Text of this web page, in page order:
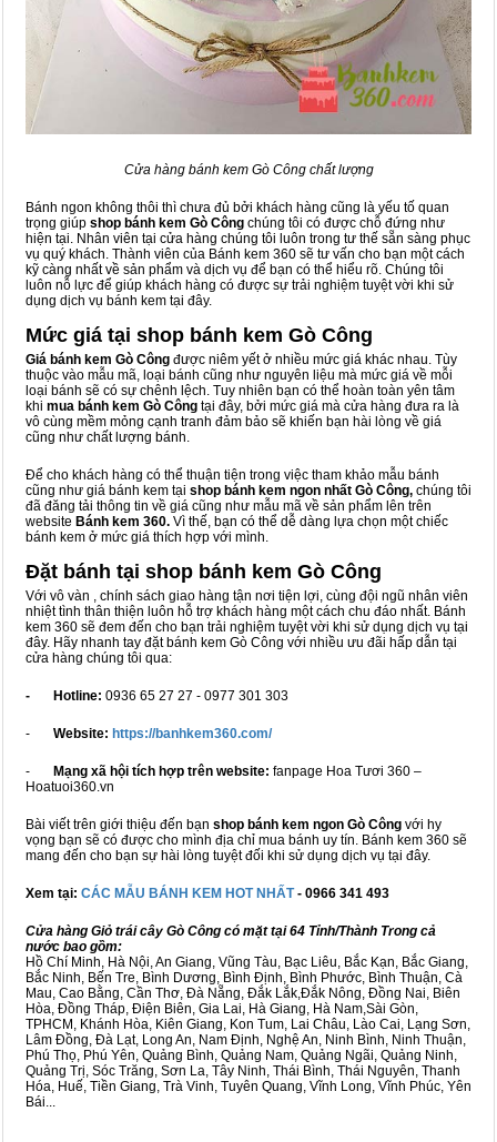
Cửa hàng bánh kem Gò Công chất lượng
Bánh ngon không thôi thì chưa đủ bởi khách hàng cũng là yếu tố quan
trọng giúp shop bánh kem Gò Công chúng tôi có được chỗ đứng như
hiện tại. Nhân viên tại cửa hàng chúng tôi luôn trong tư thế sẵn sàng phục
vụ quý khách. Thành viên của Bánh kem 360 sẽ tư vấn cho bạn một cách
kỹ càng nhất về sản phẩm và dịch vụ để bạn có thể hiểu rõ. Chúng tôi
luôn nỗ lực để giúp khách hàng có được sự trải nghiệm tuyệt vời khi sử
dụng dịch vụ bánh kem tại đây.
Mức giá tại shop bánh kem Gò Công
Giá bánh kem Gò Công được niêm yết ở nhiều mức giá khác nhau. Tùy
thuộc vào mẫu mã, loại bánh cũng như nguyên liệu mà mức giá về mỗi
loại bánh sẽ có sự chênh lệch. Tuy nhiên bạn có thể hoàn toàn yên tâm
khi mua bánh kem Gò Công tại đây, bởi mức giá mà cửa hàng đưa ra là
vô cùng mềm mỏng cạnh tranh đảm bảo sẽ khiến bạn hài lòng về giá
cũng như chất lượng bánh.
Để cho khách hàng có thể thuận tiện trong việc tham khảo mẫu bánh
cũng như giá bánh kem tại shop bánh kem ngon nhất Gò Công, chúng tôi
đã đăng tải thông tin về giá cũng như mẫu mã về sản phẩm lên trên
website Bánh kem 360. Vì thế, bạn có thể dễ dàng lựa chọn một chiếc
bánh kem ở mức giá thích hợp với mình.
Đặt bánh tại shop bánh kem Gò Công
Với vô vàn , chính sách giao hàng tận nơi tiện lợi, cùng đội ngũ nhân viên
nhiệt tình thân thiện luôn hỗ trợ khách hàng một cách chu đáo nhất. Bánh
kem 360 sẽ đem đến cho bạn trải nghiệm tuyệt vời khi sử dụng dịch vụ tại
đây. Hãy nhanh tay đặt bánh kem Gò Công với nhiều ưu đãi hấp dẫn tại
cửa hàng chúng tôi qua:
- Hotline: 0936 65 27 27 - 0977 301 303
- Website: https://banhkem360.com/
- Mạng xã hội tích hợp trên website: fanpage Hoa Tươi 360 –
Hoatuoi360.vn
Bài viết trên giới thiệu đến bạn shop bánh kem ngon Gò Công với hy
vọng bạn sẽ có được cho mình địa chỉ mua bánh uy tín. Bánh kem 360 sẽ
mang đến cho bạn sự hài lòng tuyệt đối khi sử dụng dịch vụ tại đây.
Xem tại: CÁC MẪU BÁNH KEM HOT NHẤT- 0966 341 493
Cửa hàng Giỏ trái cây Gò Công có mặt tại 64 Tỉnh/Thành Trong cả
nước bao gồm:
Hồ Chí Minh, Hà Nội, An Giang, Vũng Tàu, Bạc Liêu, Bắc Kạn, Bắc Giang,
Bắc Ninh, Bến Tre, Bình Dương, Bình Định, Bình Phước, Bình Thuận, Cà
Mau, Cao Bằng, Cần Thơ, Đà Nẵng, Đắk Lắk,Đắk Nông, Đồng Nai, Biên
Hòa, Đồng Tháp, Điện Biên, Gia Lai, Hà Giang, Hà Nam,Sài Gòn,
TPHCM, Khánh Hòa, Kiên Giang, Kon Tum, Lai Châu, Lào Cai, Lạng Sơn,
Lâm Đồng, Đà Lạt, Long An, Nam Định, Nghệ An, Ninh Bình, Ninh Thuận,
Phú Thọ, Phú Yên, Quảng Bình, Quảng Nam, Quảng Ngãi, Quảng Ninh,
Quảng Trị, Sóc Trăng, Sơn La, Tây Ninh, Thái Bình, Thái Nguyên, Thanh
Hóa, Huế, Tiền Giang, Trà Vinh, Tuyên Quang, Vĩnh Long, Vĩnh Phúc, Yên
Bái...